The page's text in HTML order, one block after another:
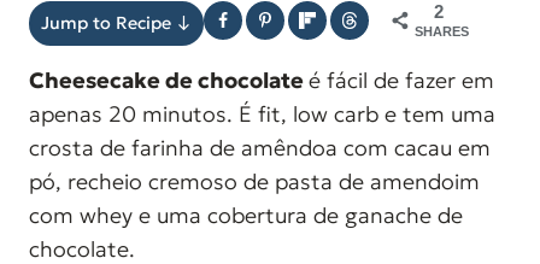
Jump to Recipe ↓
2
SHARES
Cheesecake de chocolateé fácil de fazer em
apenas 20 minutos. É fit, low carb e tem uma
crosta de farinha de amêndoa com cacau em
pó, recheio cremoso de pasta de amendoim
com whey e uma cobertura de ganache de
chocolate.